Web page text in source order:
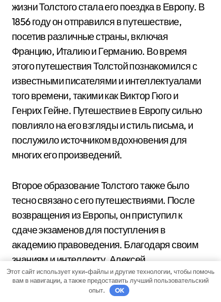
жизни Толстого стала его поездка в Европу. В
1856 году он отправился в путешествие,
посетив различные страны, включая
Францию, Италию и Германию. Во время
этого путешествия Толстой познакомился с
известными писателями и интеллектуалами
того времени, такими как Виктор Гюго и
Генрих Гейне. Путешествие в Европу сильно
повлияло на его взгляды и стиль письма, и
послужило источником вдохновения для
многих его произведений.
Второе образование Толстого также было
тесно связано с его путешествиями. После
возвращения из Европы, он приступил к
сдаче экзаменов для поступления в
академию правоведения. Благодаря своим
знаниям и интеллекту, Алексей
Константинович успешно сдал экзамены и
стал студентом академии. Во время учебы он
Этот сайт использует куки-файлы и другие технологии, чтобы помочь
вам в навигации, а также предоставить лучший пользовательский
опыт.
OK